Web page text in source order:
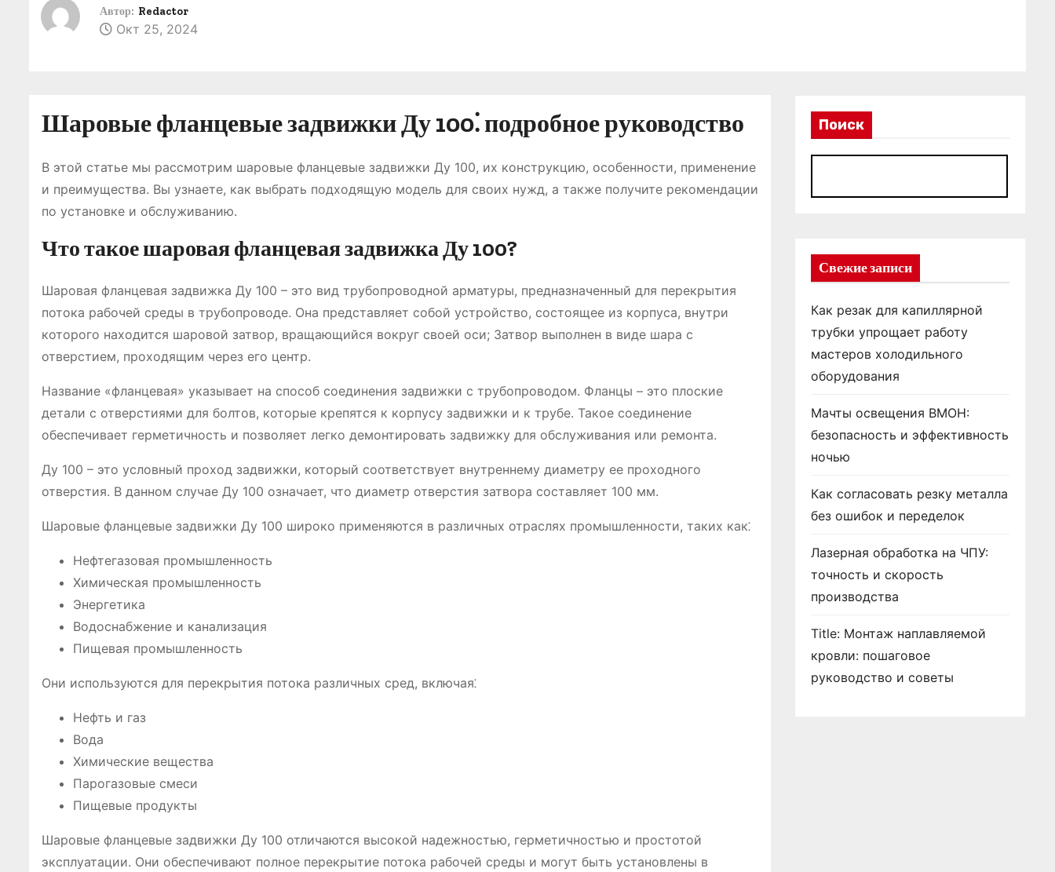
Автор: Redactor
Окт 25, 2024
Шаровые фланцевые задвижки Ду 100⁚ подробное руководство
В этой статье мы рассмотрим шаровые фланцевые задвижки Ду 100, их конструкцию, особенности, применение
и преимущества. Вы узнаете, как выбрать подходящую модель для своих нужд, а также получите рекомендации
по установке и обслуживанию.
Что такое шаровая фланцевая задвижка Ду 100?
Шаровая фланцевая задвижка Ду 100 – это вид трубопроводной арматуры, предназначенный для перекрытия
потока рабочей среды в трубопроводе. Она представляет собой устройство, состоящее из корпуса, внутри
которого находится шаровой затвор, вращающийся вокруг своей оси; Затвор выполнен в виде шара с
отверстием, проходящим через его центр.
Название «фланцевая» указывает на способ соединения задвижки с трубопроводом. Фланцы – это плоские
детали с отверстиями для болтов, которые крепятся к корпусу задвижки и к трубе. Такое соединение
обеспечивает герметичность и позволяет легко демонтировать задвижку для обслуживания или ремонта.
Ду 100 – это условный проход задвижки, который соответствует внутреннему диаметру ее проходного
отверстия. В данном случае Ду 100 означает, что диаметр отверстия затвора составляет 100 мм.
Шаровые фланцевые задвижки Ду 100 широко применяются в различных отраслях промышленности, таких как⁚
Нефтегазовая промышленность
Химическая промышленность
Энергетика
Водоснабжение и канализация
Пищевая промышленность
Они используются для перекрытия потока различных сред, включая⁚
Нефть и газ
Вода
Химические вещества
Парогазовые смеси
Пищевые продукты
Шаровые фланцевые задвижки Ду 100 отличаются высокой надежностью, герметичностью и простотой
эксплуатации. Они обеспечивают полное перекрытие потока рабочей среды и могут быть установлены в
Поиск
Свежие записи
Как резак для капиллярной
трубки упрощает работу
мастеров холодильного
оборудования
Мачты освещения ВМОН:
безопасность и эффективность
ночью
Как согласовать резку металла
без ошибок и переделок
Лазерная обработка на ЧПУ:
точность и скорость
производства
Title: Монтаж наплавляемой
кровли: пошаговое
руководство и советы